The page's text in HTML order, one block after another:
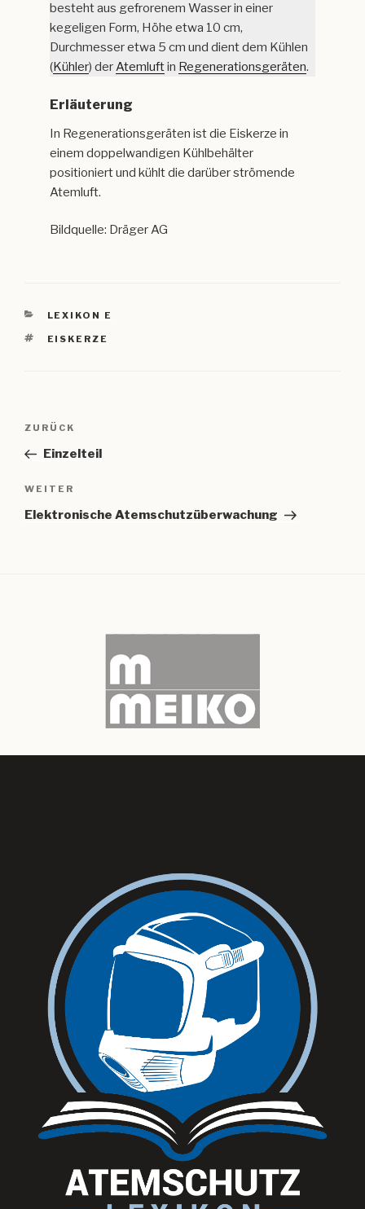
besteht aus gefrorenem Wasser in einer
kegeligen Form, Höhe etwa 10 cm,
Durchmesser etwa 5 cm und dient dem Kühlen
(Kühler) derAtemluftin Regenerationsgeräten.
Erläuterung
In Regenerationsgeräten ist die Eiskerze in
einem doppelwandigen Kühlbehälter
positioniert und kühlt die darüber strömende
Atemluft.
Bildquelle: Dräger AG
KATEGORIEN
LEXIKON E
SCHLAGWÖRTER
EISKERZE
Beitragsnavigation
Vorheriger
Beitrag
ZURÜCK
Einzelteil
Nächster
Beitrag
WEITER
Elektronische Atemschutzüberwachung